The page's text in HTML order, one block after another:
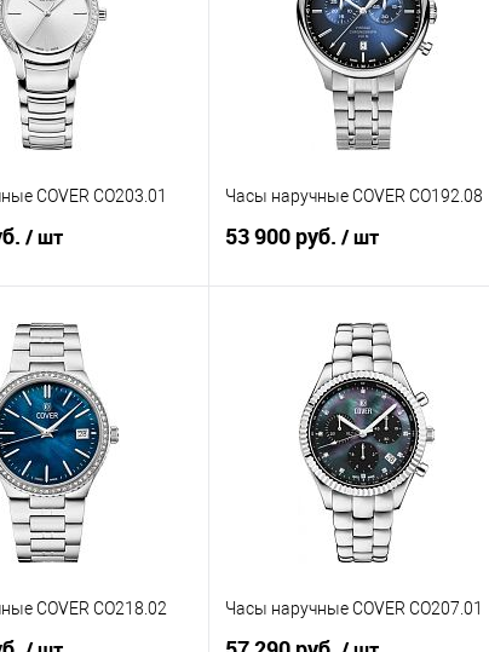
COVER CO203.01
/ шт
В корзину
1 клик
К сравнению
В наличии
Часы наручные COVER CO192.08
53 900 руб. / шт
В корзину
Купить в 1 клик
К сравнению
В избранное
В наличии
COVER CO218.02 Часы наручные COVER CO207.01